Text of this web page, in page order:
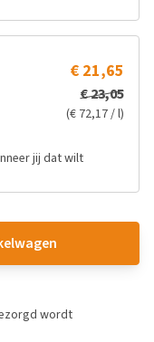
€ 21,65
€ 23,05
(€ 72,17 / l)
jij dat wilt
wordt